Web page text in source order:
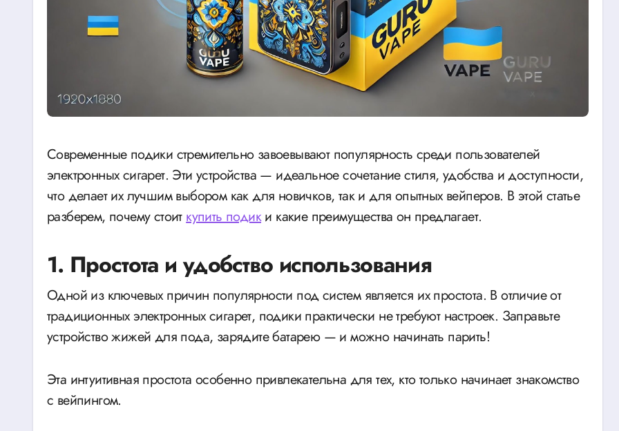
Современные подики стремительно завоевывают популярность среди пользователей
электронных сигарет. Эти устройства — идеальное сочетание стиля, удобства и доступности,
что делает их лучшим выбором как для новичков, так и для опытных вейперов. В этой статье
разберем, почему стоиткупить подики какие преимущества он предлагает.
1. Простота и удобство использования
Одной из ключевых причин популярности под систем является их простота. В отличие от
традиционных электронных сигарет, подики практически не требуют настроек. Заправьте
устройство жижей для пода, зарядите батарею — и можно начинать парить!
Эта интуитивная простота особенно привлекательна для тех, кто только начинает знакомство
с вейпингом.